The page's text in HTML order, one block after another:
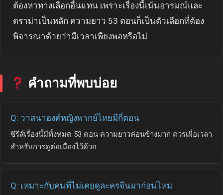
ต้องหาทางเลือกอื่นแทน เพราะเรื่องนี้เน้นอารมณ์และ
ดราม่าเป็นหลัก ความยาว 53 ตอนก็เป็นตัวเลือกที่ต้อง
พิจารณาด้วยว่ามีเวลาเพียงพอหรือไม่
คำถามที่พบบ่อย
Q: วาสนาองค์หญิงพากย์ไทยมีกี่ตอน
ซีรีส์เรื่องนี้มีทั้งหมด 53 ตอน ความยาวค่อนข้างมาก ควรเผื่อเวลา
สำหรับการดูต่อเนื่องไว้ด้วย
Q: เหมาะกับคนที่ไม่เคยดูละครจีนมาก่อนไหม